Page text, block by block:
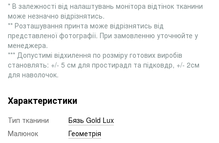
* В залежності від налаштувань монітора відтінок тканини
може незначно відрізнятись.
** Розташування принта може відрізнятись від
представленої фотографії. При замовленню уточнюйте у
менеджера.
*** Допустимі відхилення по розміру готових виробів
становлять: +/- 5 см для простирадл та підковдр, +/- 2см
для наволочок.
Характеристики
Тип тканини
Бязь Gold Lux
Малюнок
Геометрія